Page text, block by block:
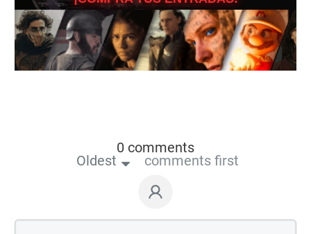
0 comments
Oldest comments first